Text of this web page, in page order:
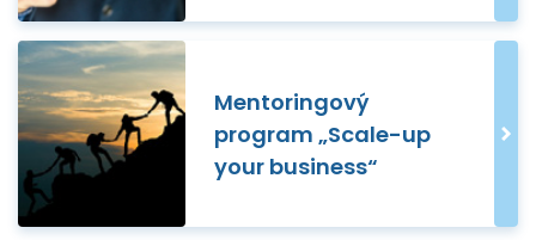
Mentoringový
program „Scale-up
your business“